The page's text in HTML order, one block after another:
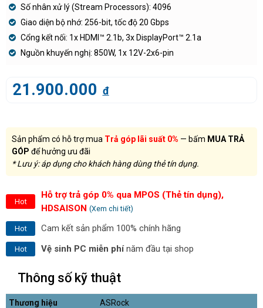
Số nhân xử lý (Stream Processors): 4096
Giao diện bộ nhớ: 256-bit, tốc độ 20 Gbps
Cổng kết nối: 1x HDMI™ 2.1b, 3x DisplayPort™ 2.1a
Nguồn khuyến nghị: 850W, 1x 12V-2x6-pin
21.900.000 đ
Sản phẩm có hỗ trợ mua Trả góp lãi suất 0% — bấm MUA TRẢ
GÓP để hưởng ưu đãi
* Lưu ý: áp dụng cho khách hàng dùng thẻ tín dụng.
Hot
Hỗ trợ trả góp 0% qua MPOS (Thẻ tín dụng),
HDSAISON (Xem chi tiết)
Hot Cam kết sản phẩm 100% chính hãng
Hot Vệ sinh PC miễn phínăm đầu tại shop
Thông số kỹ thuật
Thương hiệu ASRock